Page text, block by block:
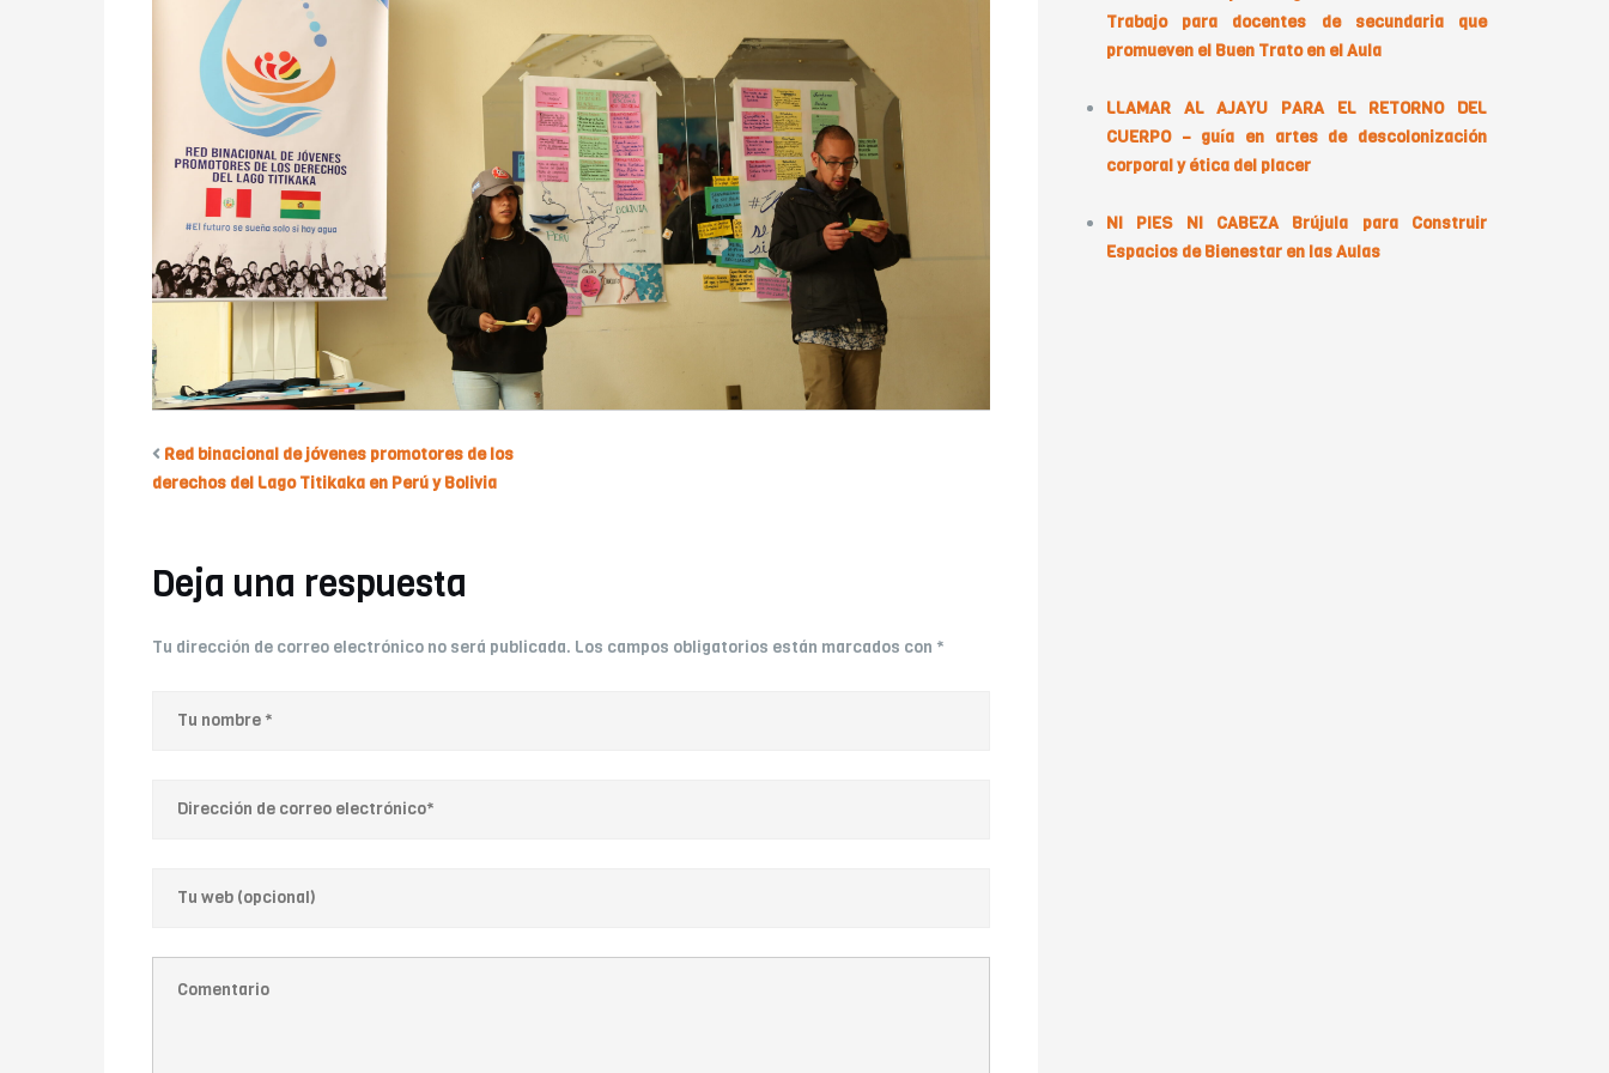
Red binacional de jóvenes promotores de los
derechos del Lago Titikaka en Perú y Bolivia
Deja una respuesta
Tu dirección de correo electrónico no será publicada. Los campos obligatorios están marcados con *
Trabajo para docentes de secundaria que
promueven el Buen Trato en el Aula
LLAMAR AL AJAYU PARA EL RETORNO DEL
CUERPO – guía en artes de descolonización
corporal y ética del placer
NI PIES NI CABEZA Brújula para Construir
Espacios de Bienestar en las Aulas